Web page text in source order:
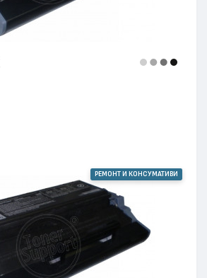
РЕМОНТ И КОНСУМАТИВИ